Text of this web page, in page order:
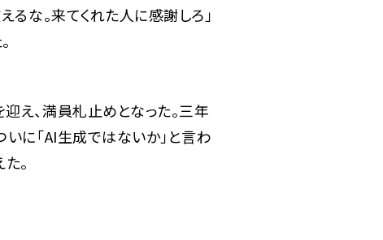
な。来てくれた人に感謝しろ」――
え、満員札止めとなった。三年
に「AI生成ではないか」と言わ
。